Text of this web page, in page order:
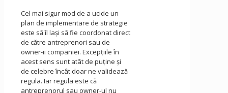
Cel mai sigur mod de a ucide un
plan de implementare de strategie
este să îl laşi să fie coordonat direct
de către antreprenori sau de
owner-ii companiei. Excepțiile în
acest sens sunt atât de puţine şi
de celebre încât doar ne validează
regula. Iar regula este că
antreprenorul sau owner-ul nu